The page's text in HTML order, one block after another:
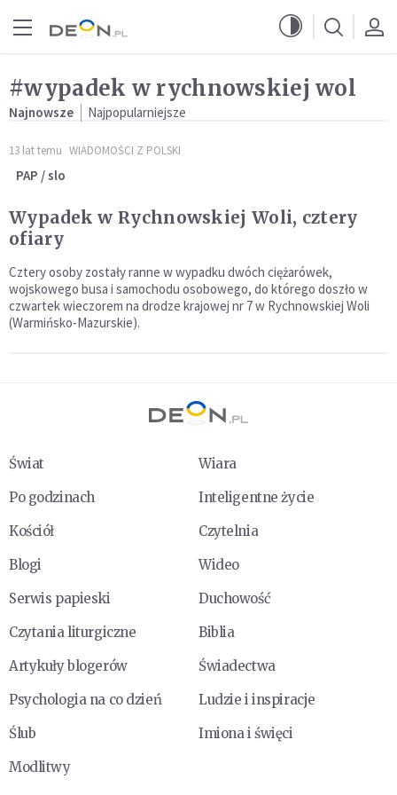
#wypadek w rychnowskiej wol
Najnowsze Najpopularniejsze
13 lat temu WIADOMOŚCI Z POLSKI
PAP / slo
Wypadek w Rychnowskiej Woli, cztery
ofiary
Cztery osoby zostały ranne w wypadku dwóch ciężarówek,
wojskowego busa i samochodu osobowego, do którego doszło w
czwartek wieczorem na drodze krajowej nr 7 w Rychnowskiej Woli
(Warmińsko-Mazurskie).
Świat
Wiara
Po godzinach
Inteligentne życie
Kościół
Czytelnia
Blogi
Wideo
Serwis papieski
Duchowość
Czytania liturgiczne
Biblia
Artykuły blogerów
Świadectwa
Psychologia na co dzień
Ludzie i inspiracje
Ślub
Imiona i święci
Modlitwy